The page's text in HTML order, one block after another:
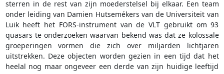
sterren in de rest van zijn moederstelsel bij elkaar. Een team
onder leiding van Damien Hutsemékers van de Universiteit van
Luik heeft het FORS-instrument van de VLT gebruikt om 93
quasars te onderzoeken waarvan bekend was dat ze kolossale
groeperingen vormen die zich over miljarden lichtjaren
uitstrekken. Deze objecten worden gezien in een tijd dat het
heelal nog maar ongeveer een derde van zijn huidige leeftijd